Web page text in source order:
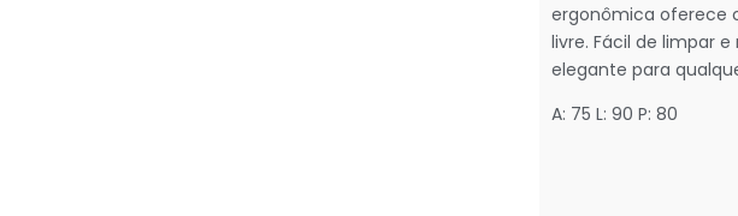
ergonômica oferece
livre. Fácil de limpar
elegante para
A: 75 L: 90 P: 80